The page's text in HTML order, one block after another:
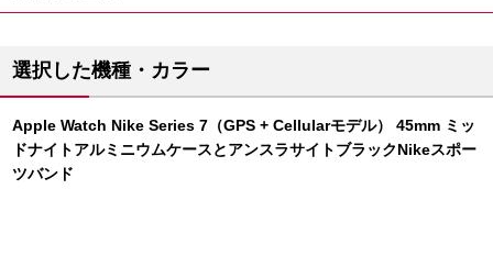
選択した機種・カラー
Apple Watch Nike Series 7（GPS + Cellularモデル） 45mm ミッ
ドナイトアルミニウムケースとアンスラサイトブラックNikeスポー
ツバンド